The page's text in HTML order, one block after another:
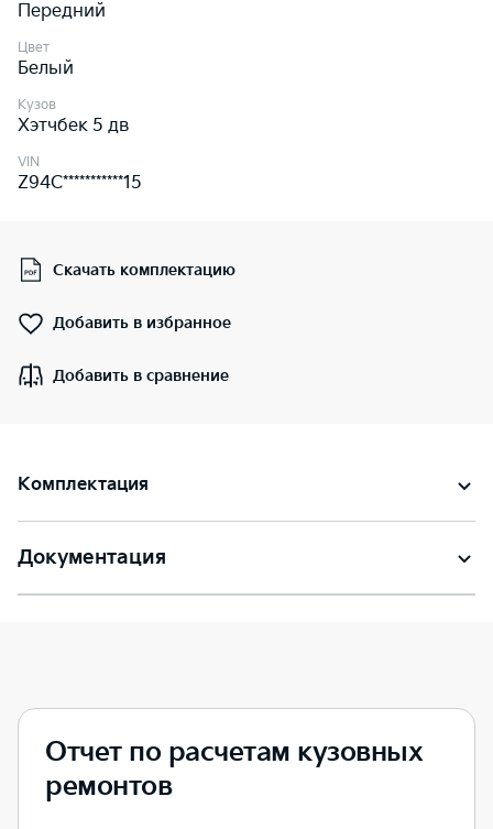
Передний
Цвет
Белый
Кузов
Хэтчбек 5 дв
VIN
Z94C***********15
Скачать комплектацию
Добавить в избранное
Добавить в сравнение
Комплектация
Документация
Отчет по расчетам кузовных
ремонтов